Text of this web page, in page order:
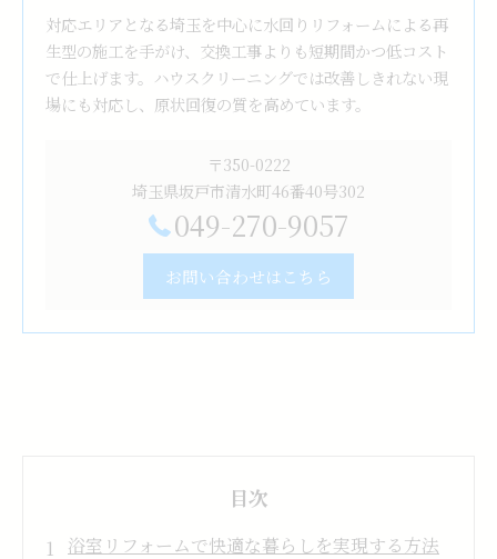
対応エリアとなる埼玉を中心に水回りリフォームによる再
生型の施工を手がけ、交換工事よりも短期間かつ低コスト
で仕上げます。ハウスクリーニングでは改善しきれない現
場にも対応し、原状回復の質を高めています。
〒350-0222
埼玉県坂戸市清水町46番40号302
049-270-9057
お問い合わせはこちら
目次
浴室リフォームで快適な暮らしを実現する方法